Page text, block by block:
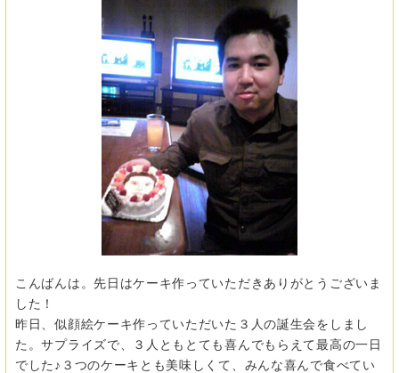
こんばんは。先日はケーキ作っていただきありがとうございま
した！
昨日、似顔絵ケーキ作っていただいた３人の誕生会をしまし
た。サプライズで、３人ともとても喜んでもらえて最高の一日
でした♪３つのケーキとも美味しくて、みんな喜んで食べてい